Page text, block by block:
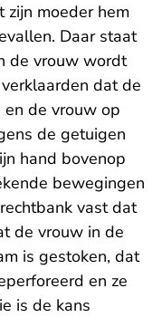
moeder hem
Daar staat
de vrouw wordt
dat de
de vrouw op
de getuigen
hand bovenop
bewegingen
vast dat
de vrouw in de
is gestoken, dat
en ze
is de kans